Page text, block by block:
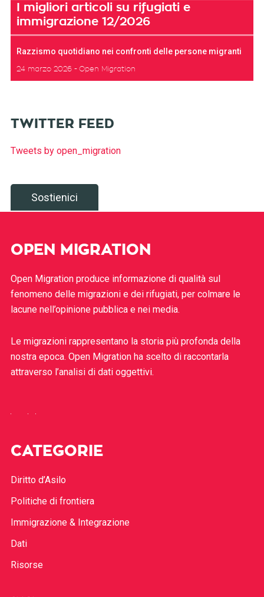
I migliori articoli su rifugiati e
immigrazione 12/2026
Razzismo quotidiano nei confronti delle persone migranti
24 marzo 2026 Open Migration
TWITTER FEED
Tweets by open_migration
Sostienici
OPEN MIGRATION
Open Migration produce informazione di qualità sul
fenomeno delle migrazioni e dei rifugiati, per colmare le
lacune nell’opinione pubblica e nei media.
Le migrazioni rappresentano la storia più profonda della
nostra epoca. Open Migration ha scelto di raccontarla
attraverso l’analisi di dati oggettivi.
CATEGORIE